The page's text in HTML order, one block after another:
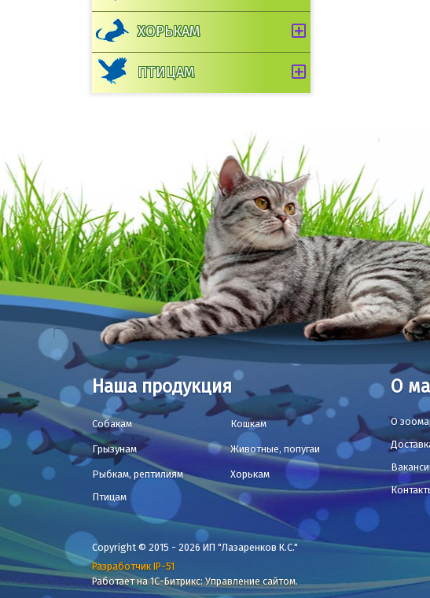
ХОРЬКАМ
ПТИЦАМ
Наша продукция
Собакам Кошкам
Грызунам Животные, попугаи
Рыбкам, рептилиям
Хорькам
Птицам
О
О
Copyright © 2015 - 2026 ИП "Лазаренков К.С."
Разработчик IP-51
Работает на 1С-Битрикс: Управление сайтом.